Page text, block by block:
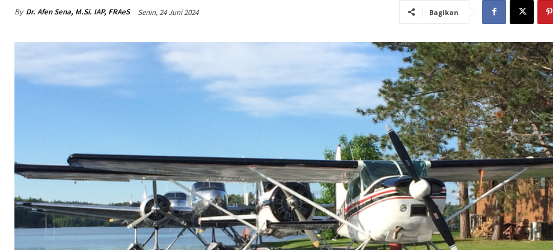
By Dr. Afen Sena, M.Si. IAP, FRAeS Senin, 24 Juni 2024 Bagikan